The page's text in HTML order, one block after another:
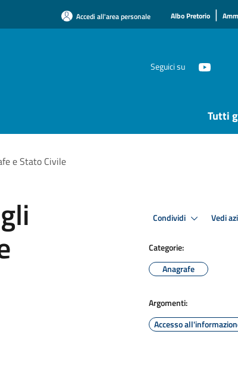
Accedi all'area personale Albo Pretorio |
Seguici su
Tutti
e Stato Civile
Condividi Vedi
Categorie:
Anagrafe
Argomenti:
Accesso